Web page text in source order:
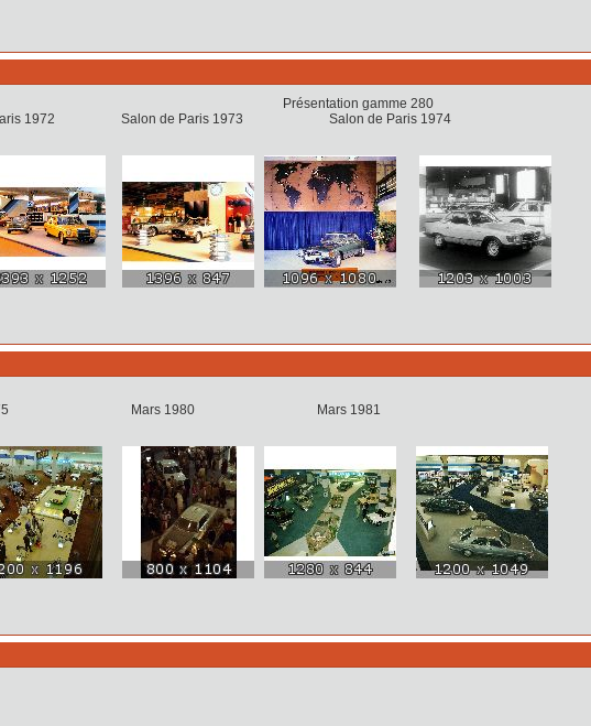
SLC Présentation gamme 280
1972 Salon de Paris 1973 Salon de Paris 1974
1975 Mars 1980 Mars 1981